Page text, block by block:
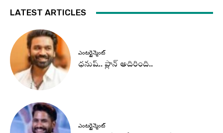
LATEST ARTICLES
ఎంటర్టైన్మెంట్
ధనుష్‌.. ప్లాన్ అదిరింది..
ఎంటర్టైన్మెంట్